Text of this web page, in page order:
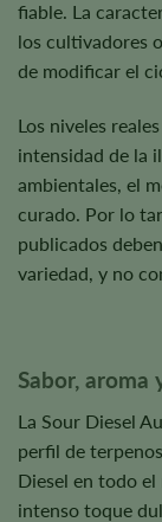
fiable. La
los cultivadores
de modificar el
Los niveles
intensidad de la
ambientales, el
curado. Por lo
publicados
variedad, y no
Sabor,
La Sour Diesel
perfil de
Diesel en todo
intenso toque